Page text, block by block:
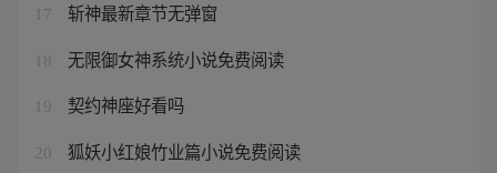
17 斩神最新章节无弹窗
18 无限御女神系统小说免费阅读
19 契约神座好看吗
20 狐妖小红娘竹业篇小说免费阅读